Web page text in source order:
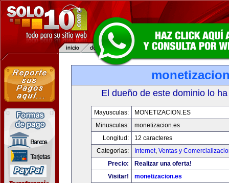
El dueño de este dominio lo
Mayusculas:
MONETIZACION.ES
Minusculas:
monetizacion.es
Longitud:
12 caracteres
Categorias:
Internet, Ventas y
Precio:
Realizar una oferta!
Visitar!
monetizacion.es